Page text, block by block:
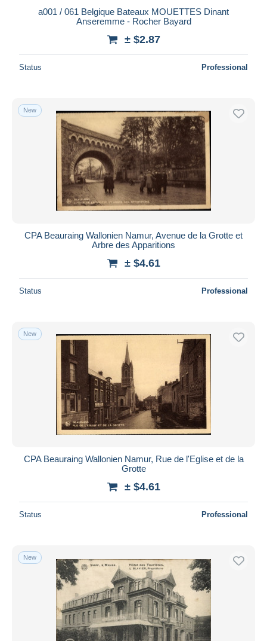
a001 / 061 Belgique Bateaux MOUETTES Dinant
Anseremme - Rocher Bayard
± $2.87
Status Professional
New
CPA Beauraing Wallonien Namur, Avenue de la Grotte et
Arbre des Apparitions
± $4.61
Status Professional
New
CPA Beauraing Wallonien Namur, Rue de l'Eglise et de la
Grotte
± $4.61
Status Professional
New